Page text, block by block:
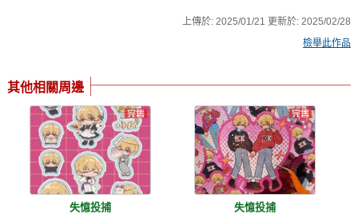
上傳於:2025/01/21 更新於:2025/02/28
檢舉此作品
其他相關周邊
失憶投捕
失憶投捕